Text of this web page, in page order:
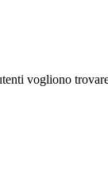
vogliono